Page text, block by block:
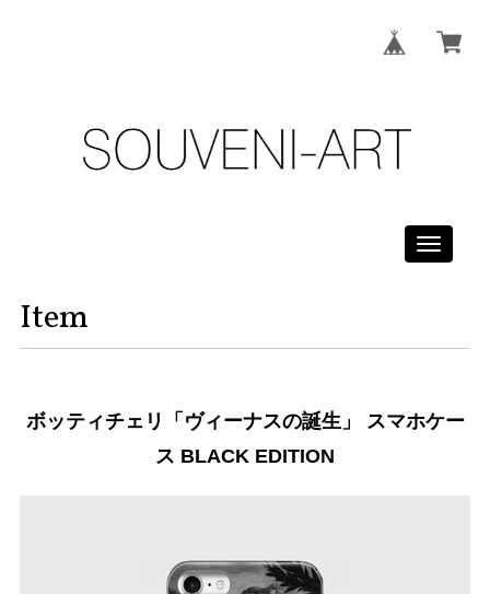
Toggle
Item
ボッティチェリ「ヴィーナスの誕生」 スマホケー
ス BLACK EDITION